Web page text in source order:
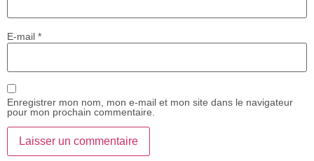
E-mail *
Enregistrer mon nom, mon e-mail et mon site dans le navigateur
pour mon prochain commentaire.